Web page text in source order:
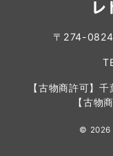
レ
〒274-
【古物商許可】
【古物
© 2026